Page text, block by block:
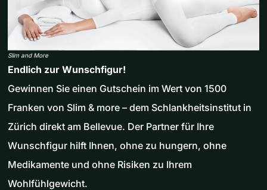
Slim and More
Endlich zur Wunschfigur!
Gewinnen Sie einen Gutschein im Wert von 1500
Franken von Slim & more – dem Schlankheitsinstitut in
Zürich direkt am Bellevue. Der Partner für Ihre
Wunschfigur hilft Ihnen, ohne zu hungern, ohne
Medikamente und ohne Risiken zu Ihrem
Wohlfühlgewicht.